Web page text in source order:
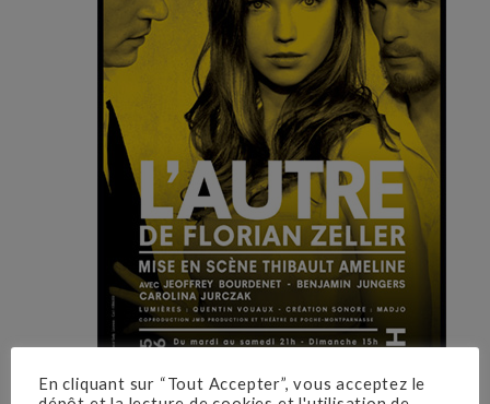
En cliquant sur “Tout Accepter”, vous acceptez le